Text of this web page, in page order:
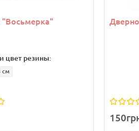
"Восьмерка"
цвет резины:
см